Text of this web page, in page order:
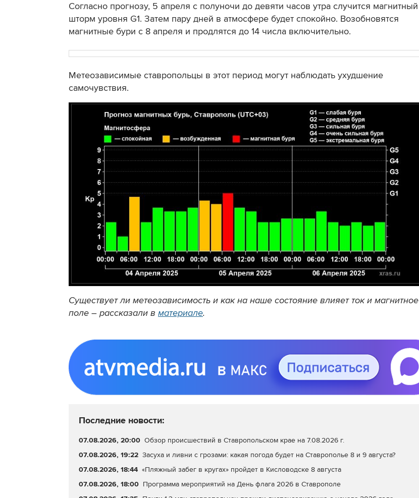
Согласно прогнозу, 5 апреля с полуночи до девяти часов утра случится магнитный
шторм уровня G1. Затем пару дней в атмосфере будет спокойно. Возобновятся
магнитные бури с 8 апреля и продлятся до 14 числа включительно.
Метеозависимые ставропольцы в этот период могут наблюдать ухудшение
самочувствия.
Существует ли метеозависимость и как на наше состояние влияет ток и магнитное
поле – рассказали в материале.
Последние новости:
07.08.2026, 20:00 Обзор происшествий в Ставропольском крае на 7.08.2026 г.
07.08.2026, 19:22 Засуха и ливни с грозами: какая погода будет на Ставрополье 8 и 9 августа?
07.08.2026, 18:44 «Пляжный забег в кругах» пройдет в Кисловодске 8 августа
07.08.2026, 18:00 Программа мероприятий на День флага 2026 в Ставрополе